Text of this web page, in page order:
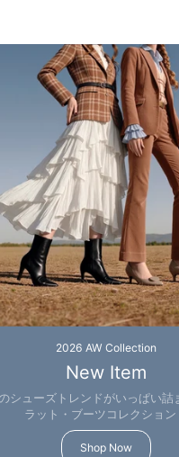
2026 AW Collection
New Item
シューズトレンドがいっぱい詰
ラット・ブーツコレクション
Shop Now